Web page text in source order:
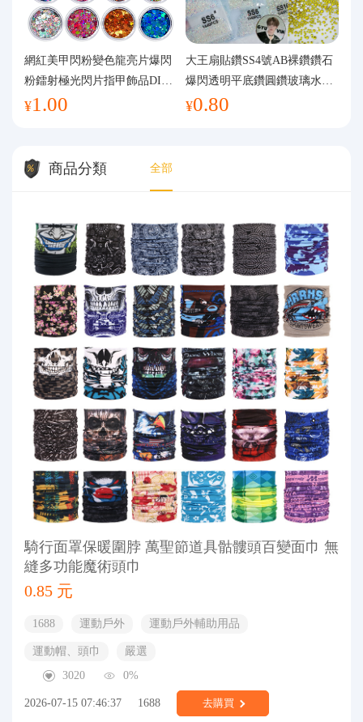
網紅美甲閃粉變色龍亮片爆閃
粉鐳射極光閃片指甲飾品DIY
手工流麻
¥1.00
大王扇貼鑽SS4號AB裸鑽鑽石
爆閃透明平底鑽圓鑽玻璃水鑽
美甲鑽飾
¥0.80
商品分類 全部
騎行面罩保暖圍脖 萬聖節道具骷髏頭百變面巾 無
縫多功能魔術頭巾
0.85 元
1688 運動戶外 運動戶外輔助用品
運動帽、頭巾
嚴選
3020
0%
2026-07-15 07:46:37 1688 去購買